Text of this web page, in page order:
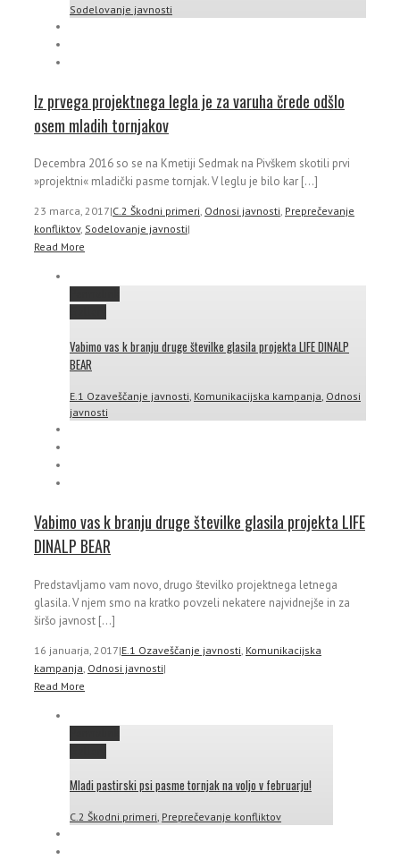
Sodelovanje javnosti
Iz prvega projektnega legla je za varuha črede odšlo
osem mladih tornjakov
Decembra 2016 so se na Kmetiji Sedmak na Pivškem skotili prvi
»projektni« mladički pasme tornjak. V leglu je bilo kar [...]
23 marca, 2017|C.2 Škodni primeri, Odnosi javnosti, Preprečevanje
konfliktov, Sodelovanje javnosti|
Read More
Vabimo vas k branju druge številke glasila projekta LIFE DINALP
BEAR
E.1 Ozaveščanje javnosti, Komunikacijska kampanja, Odnosi
javnosti
Vabimo vas k branju druge številke glasila projekta LIFE
DINALP BEAR
Predstavljamo vam novo, drugo številko projektnega letnega
glasila. V njem smo na kratko povzeli nekatere najvidnejše in za
širšo javnost [...]
16 januarja, 2017|E.1 Ozaveščanje javnosti Komunikacijska
kampanja Odnosi javnosti|
Read More
Mladi pastirski psi pasme tornjak na voljo v februarju!
C.2 Škodni primeri, Preprečevanje konfliktov